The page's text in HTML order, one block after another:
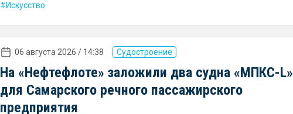
Искусство
06 августа 2026 / 14:38 Судостроение
На «Нефтефлоте» заложили два судна «МПКС-L»
для Самарского речного пассажирского
предприятия